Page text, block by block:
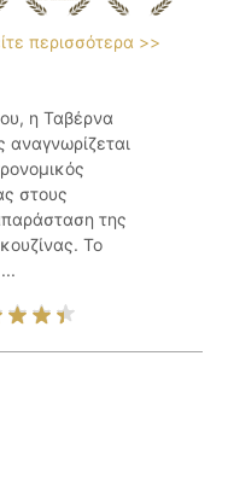
περισσότερα >>
η Ταβέρνα
αναγνωρίζεται
στους
της
Το